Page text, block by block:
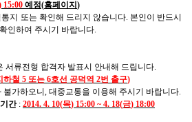
15:00 예정(홈페이지 )
지 또는 확인해 드리지 않습니다. 본인이 반드시
인하여 주시기 바랍니다.
서류전형 합격자 발표시 안내해 드립니다.
하철 5 또는 6호선 공덕역 2번 출구)
가하오니 , 대중교통을 이용해 주시기 바랍니다.
간: 2014. 4. 10(목) 15:00 ~ 4. 18(금) 18:00